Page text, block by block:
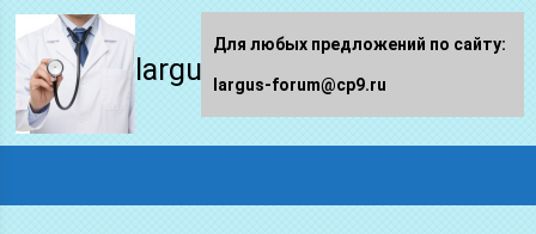
largus-forum.ru
Для любых предложений по сайту:
largus-forum@cp9.ru